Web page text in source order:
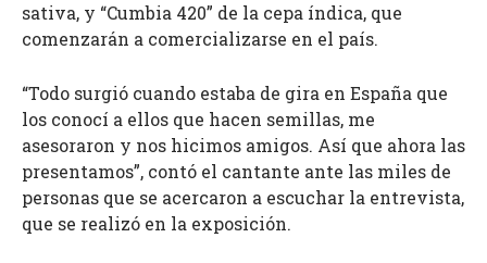
sativa, y “Cumbia 420” de la cepa índica, que
comenzarán a comercializarse en el país.
“Todo surgió cuando estaba de gira en España que
los conocí a ellos que hacen semillas, me
asesoraron y nos hicimos amigos. Así que ahora las
presentamos”, contó el cantante ante las miles de
personas que se acercaron a escuchar la entrevista,
que se realizó en la exposición.